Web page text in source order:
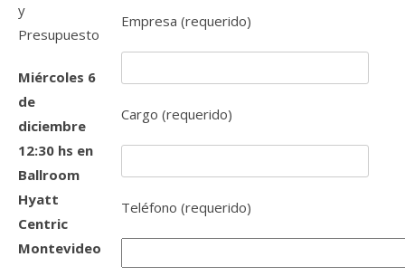
y
Presupuesto
Miércoles 6
de
diciembre
12:30 hs en
Ballroom
Hyatt
Centric
Montevideo
Empresa (requerido)
Cargo (requerido)
Teléfono (requerido)